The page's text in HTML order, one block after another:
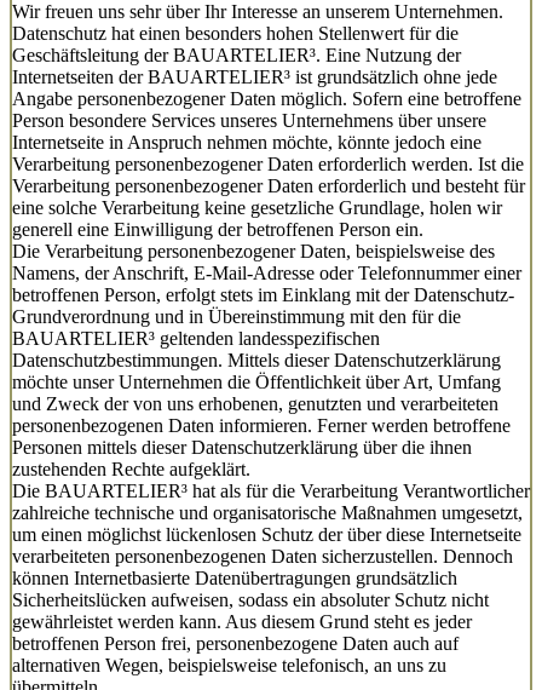
Wir freuen uns sehr über Ihr Interesse an unserem Unternehmen.
Datenschutz hat einen besonders hohen Stellenwert für die
Geschäftsleitung der BAUARTELIER³. Eine Nutzung der
Internetseiten der BAUARTELIER³ ist grundsätzlich ohne jede
Angabe personenbezogener Daten möglich. Sofern eine betroffene
Person besondere Services unseres Unternehmens über unsere
Internetseite in Anspruch nehmen möchte, könnte jedoch eine
Verarbeitung personenbezogener Daten erforderlich werden. Ist die
Verarbeitung personenbezogener Daten erforderlich und besteht für
eine solche Verarbeitung keine gesetzliche Grundlage, holen wir
generell eine Einwilligung der betroffenen Person ein.
Die Verarbeitung personenbezogener Daten, beispielsweise des
Namens, der Anschrift, E-Mail-Adresse oder Telefonnummer einer
betroffenen Person, erfolgt stets im Einklang mit der Datenschutz-
Grundverordnung und in Übereinstimmung mit den für die
BAUARTELIER³ geltenden landesspezifischen
Datenschutzbestimmungen. Mittels dieser Datenschutzerklärung
möchte unser Unternehmen die Öffentlichkeit über Art, Umfang
und Zweck der von uns erhobenen, genutzten und verarbeiteten
personenbezogenen Daten informieren. Ferner werden betroffene
Personen mittels dieser Datenschutzerklärung über die ihnen
zustehenden Rechte aufgeklärt.
Die BAUARTELIER³ hat als für die Verarbeitung Verantwortlicher
zahlreiche technische und organisatorische Maßnahmen umgesetzt,
um einen möglichst lückenlosen Schutz der über diese Internetseite
verarbeiteten personenbezogenen Daten sicherzustellen. Dennoch
können Internetbasierte Datenübertragungen grundsätzlich
Sicherheitslücken aufweisen, sodass ein absoluter Schutz nicht
gewährleistet werden kann. Aus diesem Grund steht es jeder
betroffenen Person frei, personenbezogene Daten auch auf
alternativen Wegen, beispielsweise telefonisch, an uns zu